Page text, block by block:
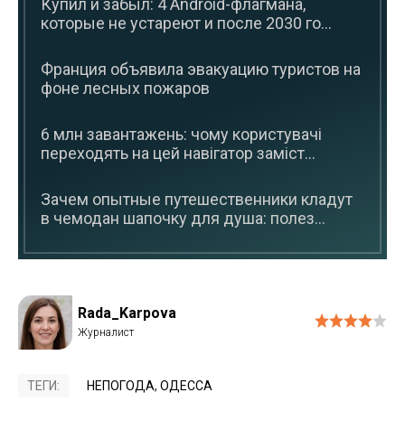
Купил и забыл: 4 Android-флагмана,
которые не устареют и после 2030 го...
Франция объявила эвакуацию туристов на
фоне лесных пожаров
6 млн завантажень: чому користувачі
переходять на цей навігатор заміст...
Зачем опытные путешественники кладут
в чемодан шапочку для душа: полез...
Rada_Karpova
ТЕГИ: НЕПОГОДА, ОДЕССА